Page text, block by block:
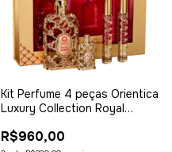
Kit Perfume 4 peças Orientica
Luxury Collection Royal
2x Travel Kit 10ml + Miniatura
R$960,00